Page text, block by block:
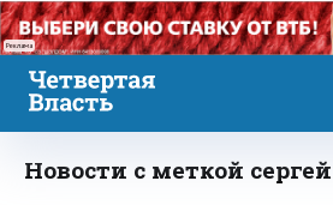
Реклама
Новости с меткой